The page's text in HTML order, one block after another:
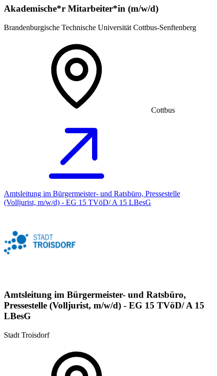
Akademische*r Mitarbeiter*in (m/w/d)
Brandenburgische Technische Universität Cottbus-Senftenberg
Cottbus
Amtsleitung im Bürgermeister- und Ratsbüro, Pressestelle
(Volljurist, m/w/d) - EG 15 TVöD/ A 15 LBesG
Amtsleitung im Bürgermeister- und Ratsbüro,
Pressestelle (Volljurist, m/w/d) - EG 15 TVöD/ A 15
LBesG
Stadt Troisdorf